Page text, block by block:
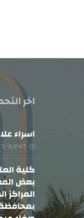
اخر
اسراء
٠٦/٠٨/٢٠٢٦
كلية
بعض